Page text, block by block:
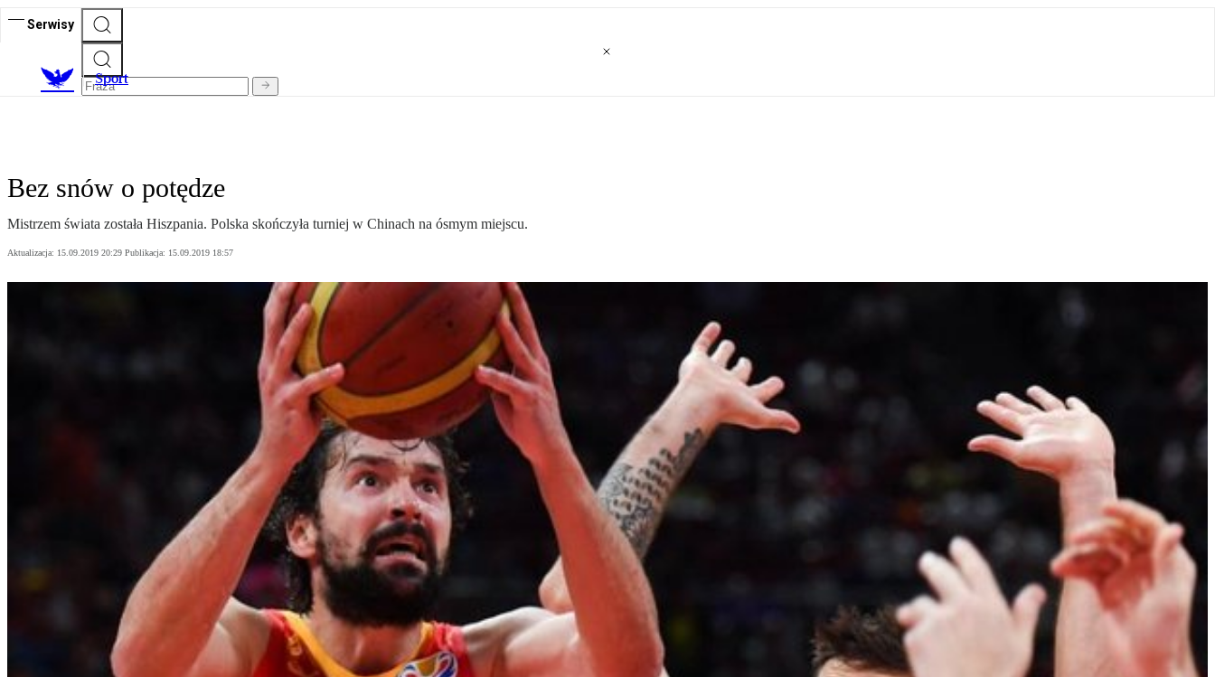
Serwisy
Sport
Bez snów o potędze
Mistrzem świata została Hiszpania. Polska skończyła turniej w Chinach na ósmym miejscu.
Aktualizacja: 15.09.2019 20:29 Publikacja: 15.09.2019 18:57